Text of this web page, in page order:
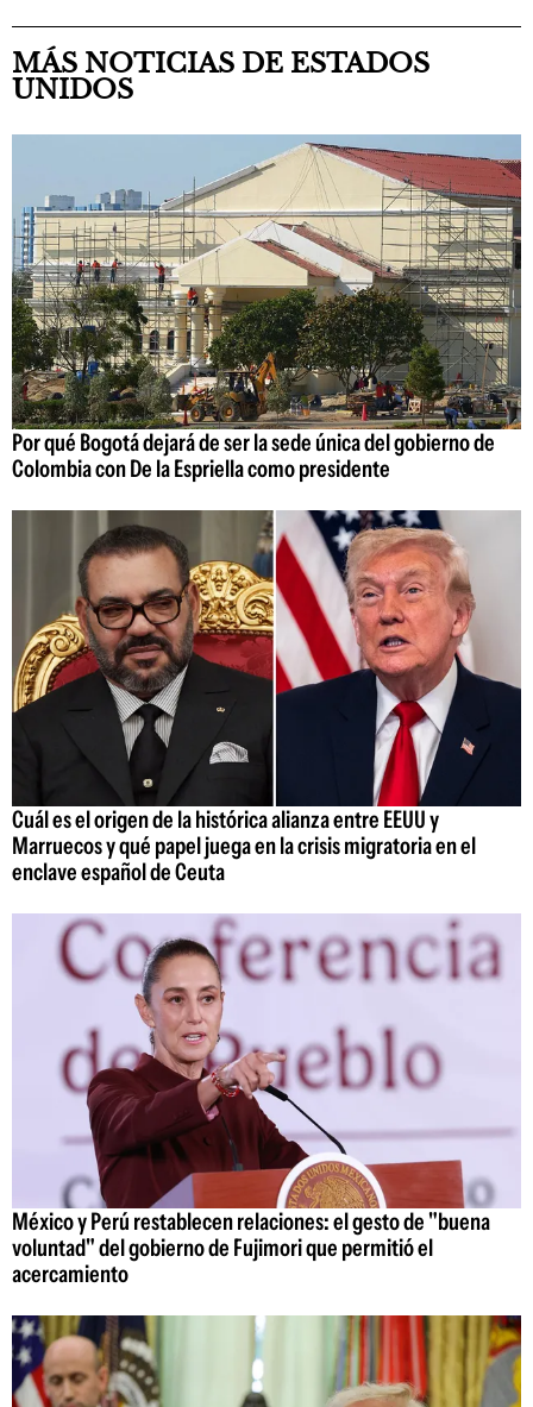
MÁS NOTICIAS DE ESTADOS
UNIDOS
Por qué Bogotá dejará de ser la sede única del gobierno de
Colombia con De la Espriella como presidente
Cuál es el origen de la histórica alianza entre EEUU y
Marruecos y qué papel juega en la crisis migratoria en el
enclave español de Ceuta
México y Perú restablecen relaciones: el gesto de "buena
voluntad" del gobierno de Fujimori que permitió el
acercamiento